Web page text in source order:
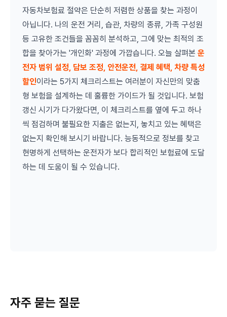
자동차보험료 절약은 단순히 저렴한 상품을 찾는 과정이
아닙니다. 나의 운전 거리, 습관, 차량의 종류, 가족 구성원
등 고유한 조건들을 꼼꼼히 분석하고, 그에 맞는 최적의 조
합을 찾아가는 '개인화' 과정에 가깝습니다. 오늘 살펴본 운
전자 범위 설정, 담보 조정, 안전운전, 결제 혜택, 차량 특성
할인이라는 5가지 체크리스트는 여러분이 자신만의 맞춤
형 보험을 설계하는 데 훌륭한 가이드가 될 것입니다. 보험
갱신 시기가 다가왔다면, 이 체크리스트를 옆에 두고 하나
씩 점검하며 불필요한 지출은 없는지, 놓치고 있는 혜택은
없는지 확인해 보시기 바랍니다. 능동적으로 정보를 찾고
현명하게 선택하는 운전자가 보다 합리적인 보험료에 도달
하는 데 도움이 될 수 있습니다.
자주 묻는 질문